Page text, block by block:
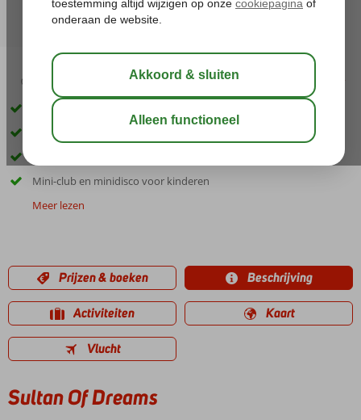
03:45 aug 33°C
Direct aan het strand
Zwembad met glijbanen
Mini-club en minidisco voor kinderen
Meer lezen
Prijzen & boeken Beschrijving
Activiteiten Kaart
Vlucht
Sultan Of Dreams